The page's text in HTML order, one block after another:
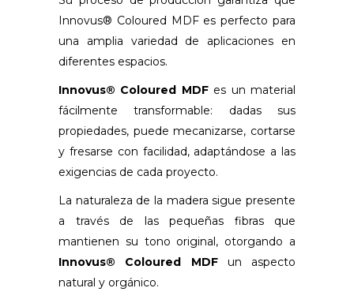
Innovus® Coloured MDF es perfecto para
una amplia variedad de aplicaciones en
diferentes espacios.
Innovus® Coloured MDFes un material
fácilmente transformable: dadas sus
propiedades, puede mecanizarse, cortarse
y fresarse con facilidad, adaptándose a las
exigencias de cada proyecto.
La naturaleza de la madera sigue presente
a través de las pequeñas fibras que
mantienen su tono original, otorgando a
Innovus® Coloured MDFun aspecto
natural y orgánico.